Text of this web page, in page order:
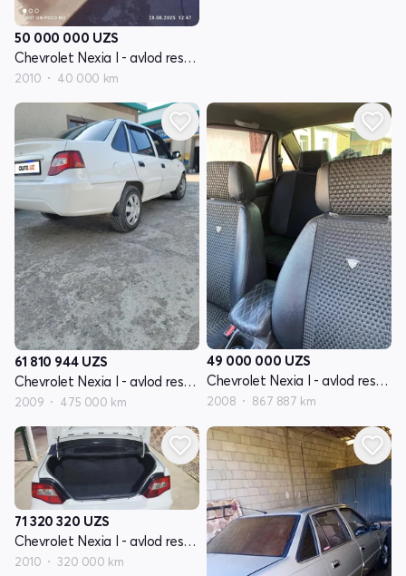
50 000 000 UZS
Chevrolet Nexia I - avlod restayling
2010 40 000 km
61 810 944 UZS
Chevrolet Nexia I - avlod restayling
2009 475 000 km
49 000 000 UZS
Chevrolet Nexia I - avlod restayling
2008 867 887 km
71 320 320 UZS
Chevrolet Nexia I - avlod restayling
2010 320 000 km